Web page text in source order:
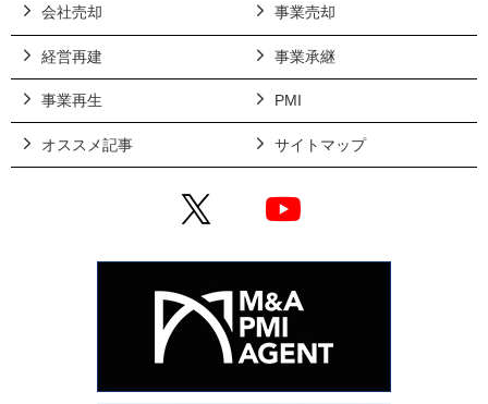
会社売却 事業売却
経営再建 事業承継
事業再生 PMI
オススメ記事 サイトマップ
X